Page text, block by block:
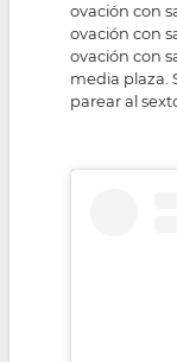
ovación con
ovación con
ovación con
media plaza.
parear al